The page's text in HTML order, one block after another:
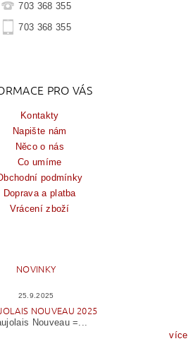
703 368 355
703 368 355
PRO VÁS
Kontakty
Napište nám
Něco o nás
Co umíme
podmínky
Doprava a platba
Vrácení zboží
NOVINKY
25.9.2025
NOUVEAU 2025
Nouveau =...
více